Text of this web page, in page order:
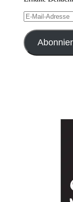
E-
Mail-
Adresse